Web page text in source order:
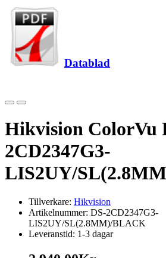
Datablad
Hikvision ColorVu
2CD2347G3-
LIS2UY/
Tillverkare: Hikvision
Artikelnummer: DS-2CD2347G3-
LIS2UY/SL(2.8MM)/BLACK
Leveranstid: 1-3 dagar